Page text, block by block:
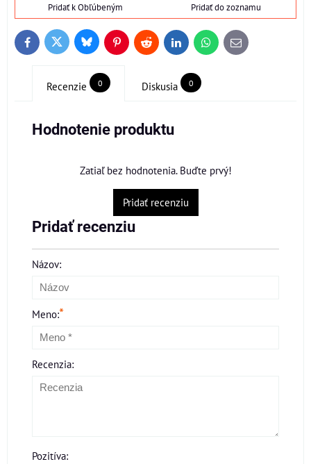
Pridať k Obľúbeným Pridať do zoznamu
FacebookTwitter BlueskyPinterestReddit LinkedInWhatsApp
E-
mail
Recenzie 0 Diskusia 0
Hodnotenie produktu
Zatiaľ bez hodnotenia. Buďte prvý!
Pridať recenziu
Pridať recenziu
Názov:
Meno:*
Recenzia:
Pozitíva: